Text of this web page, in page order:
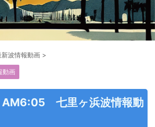
波情報動画 >
動画
七里ヶ浜波情報動